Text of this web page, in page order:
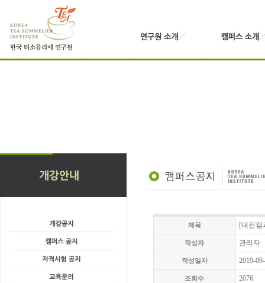
제목 [대전캠
작성자 관리자
작성일자 2019-
조회수 2076